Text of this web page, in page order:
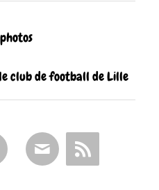
le club de football de Lille